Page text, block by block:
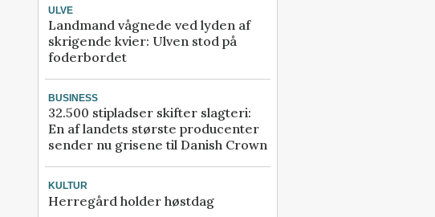
ULVE
Landmand vågnede ved lyden af
skrigende kvier: Ulven stod på
foderbordet
BUSINESS
32.500 stipladser skifter slagteri:
En af landets største producenter
sender nu grisene til Danish Crown
KULTUR
Herregård holder høstdag